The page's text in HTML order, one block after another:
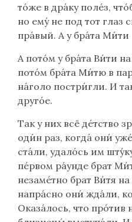
то́же в дра́ку поле́з,
но ему́ не под тот глаз
пра́вый. А у бра́та
А пото́м у бра́та Ви́ти
пото́м бра́та Ми́тю в
на́голо постри́гли. И
друго́е.
Так у них всё де́тство
оди́н раз, когда́ они́
ста́ли, удало́сь им
пе́рвом ра́унде брат
незаме́тно брат Ви́тя
напра́сно они́ жда́ли,
Оказа́лось, что про́тив